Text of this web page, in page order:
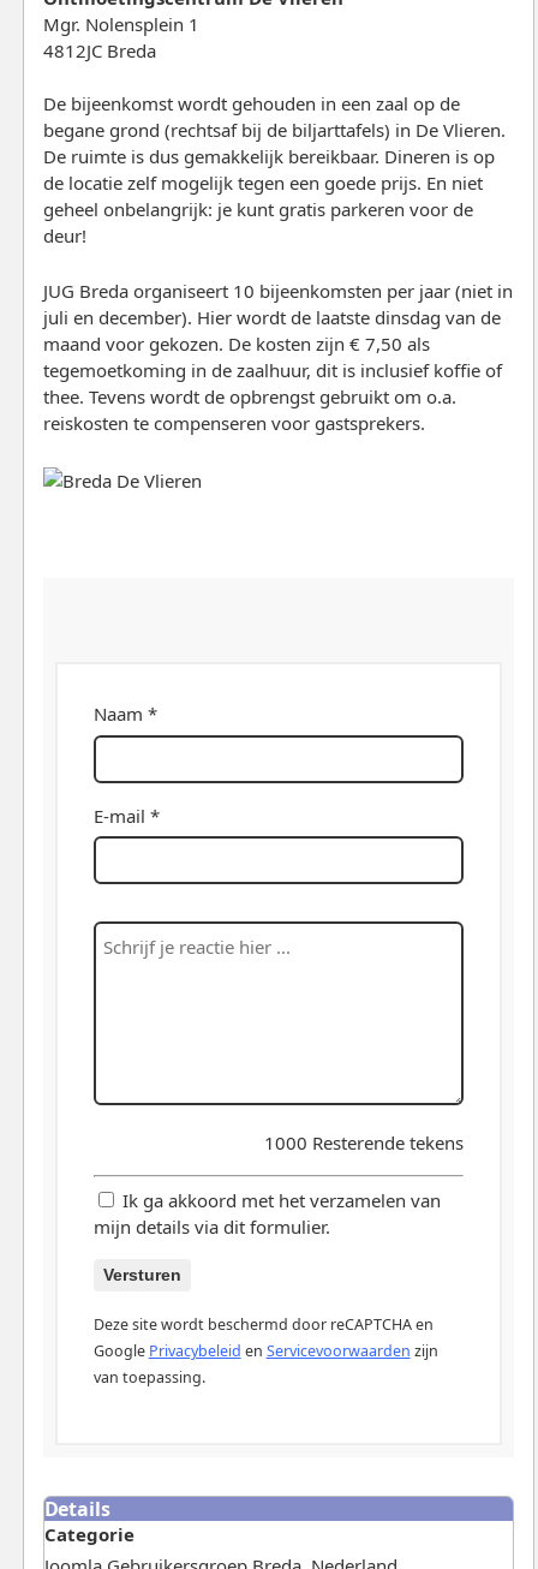
Mgr. Nolensplein 1
4812JC Breda
De bijeenkomst wordt gehouden in een zaal op de
begane grond (rechtsaf bij de biljarttafels) in De Vlieren.
De ruimte is dus gemakkelijk bereikbaar. Dineren is op
de locatie zelf mogelijk tegen een goede prijs. En niet
geheel onbelangrijk: je kunt gratis parkeren voor de
deur!
JUG Breda organiseert 10 bijeenkomsten per jaar (niet in
juli en december). Hier wordt de laatste dinsdag van de
maand voor gekozen. De kosten zijn € 7,50 als
tegemoetkoming in de zaalhuur, dit is inclusief koffie of
thee. Tevens wordt de opbrengst gebruikt om o.a.
reiskosten te compenseren voor gastsprekers.
Naam *
E-mail *
1000 Resterende tekens
Ik ga akkoord met het verzamelen van
mijn details via dit formulier.
Versturen
Deze site wordt beschermd door reCAPTCHA en
Google Privacybeleid en Servicevoorwaarden zijn
van toepassing.
Details
Categorie